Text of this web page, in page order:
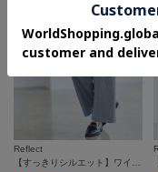
Reflect
【すっきりシルエット】ワイドクロップドパンツ